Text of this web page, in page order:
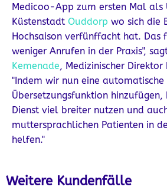
Medicoo-App zum ersten Mal als
Küstenstadt Ouddorp wo sich die
Hochsaison verfünffacht hat. Das
weniger Anrufen in der Praxis",
Kemenade, Medizinischer
"Indem wir nun eine automatische
Übersetzungsfunktion hinzufügen,
Dienst viel breiter nutzen und
muttersprachlichen Patienten in
helfen."
Weitere Kundenfälle